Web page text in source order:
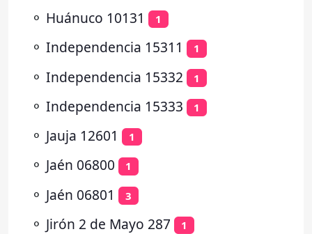
⚬ Huánuco 10131 1
⚬ Independencia 15311 1
⚬ Independencia 15332 1
⚬ Independencia 15333 1
⚬ Jauja 12601 1
⚬ Jaén 06800 1
⚬ Jaén 06801 3
⚬ Jirón 2 de Mayo 287 1